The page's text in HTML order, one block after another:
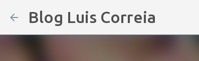
Blog Luis Correia